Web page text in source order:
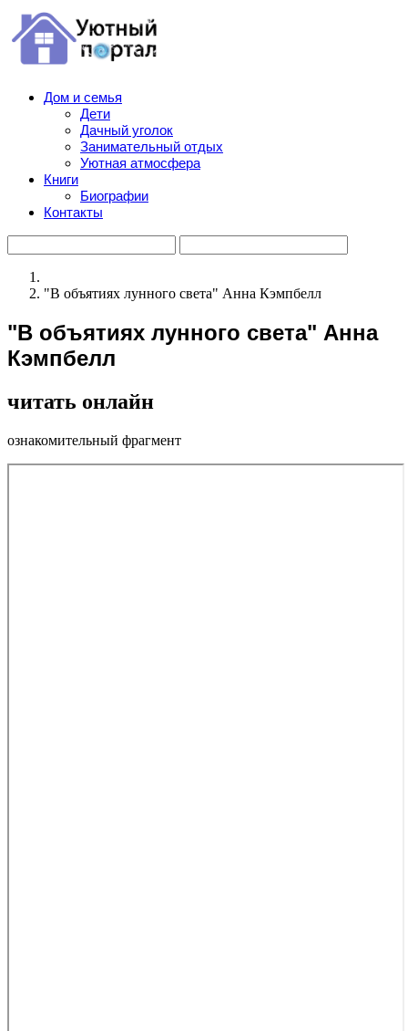
Дом и семья
Дети
Дачный уголок
Занимательный отдых
Уютная атмосфера
Книги
Биографии
Контакты
"В объятиях лунного света" Анна Кэмпбелл
"В объятиях лунного света" Анна
Кэмпбелл
читать онлайн
ознакомительный фрагмент